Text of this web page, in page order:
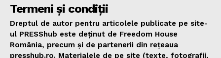
Termeni și condiții
Dreptul de autor pentru articolele publicate pe site-
ul PRESShub este deținut de Freedom House
România, precum și de partenerii din rețeaua
presshub.ro. Materialele de pe site (texte, fotografii,